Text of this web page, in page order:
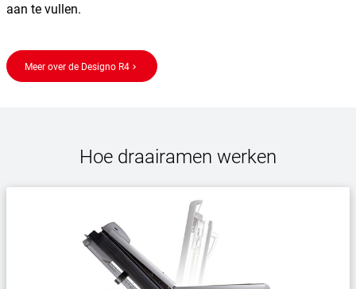
aan te vullen.
Meer over de Designo R4 keyboard_arrow_right
Hoe draairamen werken